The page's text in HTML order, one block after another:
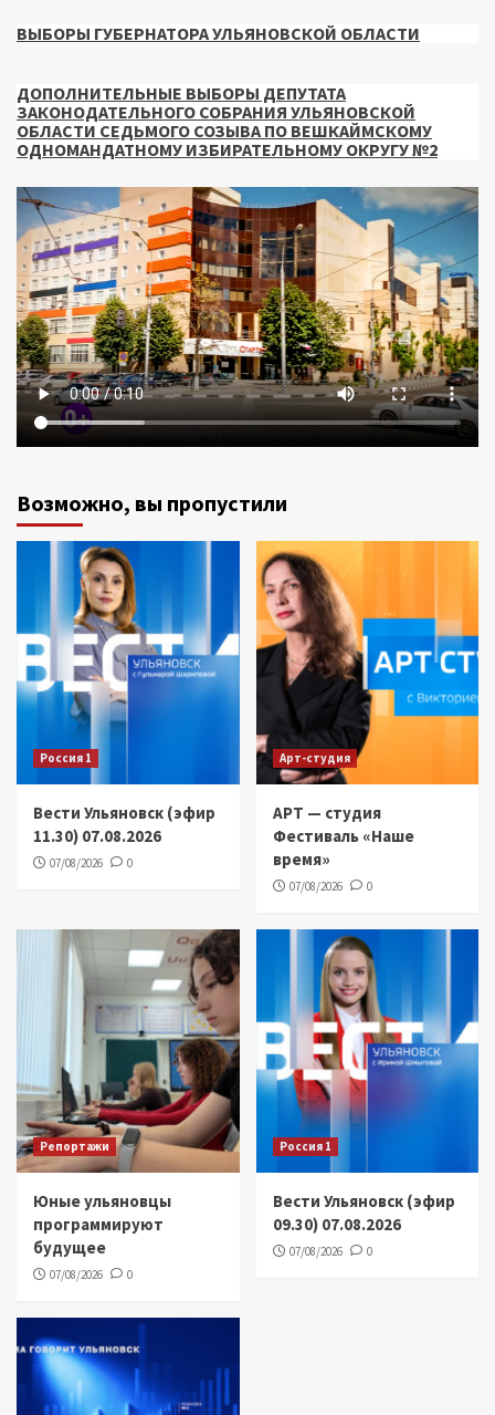
ВЫБОРЫ ГУБЕРНАТОРА УЛЬЯНОВСКОЙ ОБЛАСТИ
ДОПОЛНИТЕЛЬНЫЕ ВЫБОРЫ ДЕПУТАТА
ЗАКОНОДАТЕЛЬНОГО СОБРАНИЯ УЛЬЯНОВСКОЙ
ОБЛАСТИ СЕДЬМОГО СОЗЫВА ПО ВЕШКАЙМСКОМУ
ОДНОМАНДАТНОМУ ИЗБИРАТЕЛЬНОМУ ОКРУГУ №2
Возможно, вы пропустили
Россия 1
Вести Ульяновск (эфир
11.30) 07.08.2026
07/08/2026 0
Арт-студия
АРТ — студия
Фестиваль «Наше
время»
07/08/2026 0
Репортажи
Юные ульяновцы
программируют
будущее
07/08/2026 0
Россия 1
Вести Ульяновск (эфир
09.30) 07.08.2026
07/08/2026 0